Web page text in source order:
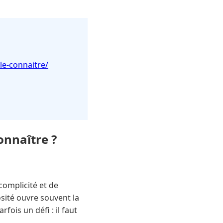
connaitre/
?
et de
ouvre souvent la
un défi : il faut